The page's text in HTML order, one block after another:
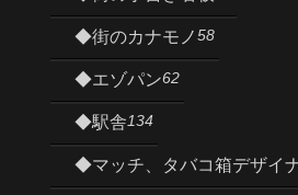
◆街のカナモノ58
◆エゾパン62
◆駅舎134
◆マッチ、タバコ箱デザイ